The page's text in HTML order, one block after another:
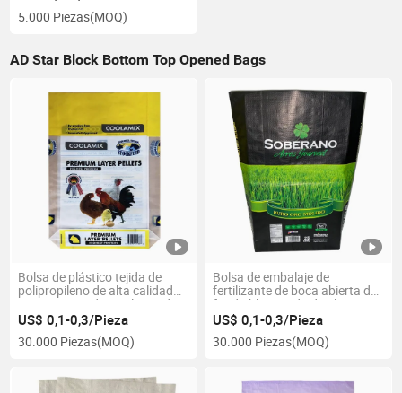
5.000 Piezas(MOQ)
AD Star Block Bottom Top Opened Bags
Bolsa de plástico tejida de
polipropileno de alta calidad
para carga industrial pesada
US$ 0,1-0,3/Pieza
30.000 Piezas(MOQ)
Bolsa de embalaje de
fertilizante de boca abierta de
fondo bloqueado de alta gama
de polipropileno tejido
US$ 0,1-0,3/Pieza
30.000 Piezas(MOQ)